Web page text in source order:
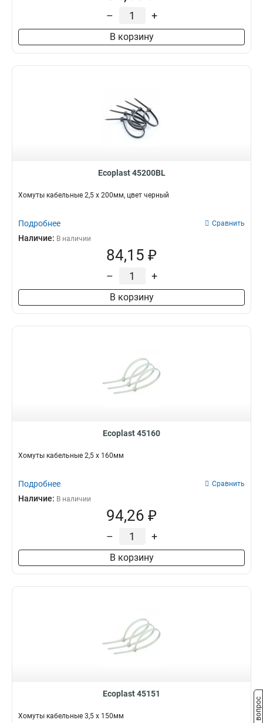
– +
В корзину
Ecoplast 45200BL
Хомуты кабельные 2,5 х 200мм, цвет черный
Подробнее Сравнить
Наличие: В наличии
84,15 ₽
– +
В корзину
Ecoplast 45160
Хомуты кабельные 2,5 х 160мм
Подробнее Сравнить
Наличие: В наличии
94,26 ₽
– +
В корзину
Ecoplast 45151
Хомуты кабельные 3,5 х 150мм